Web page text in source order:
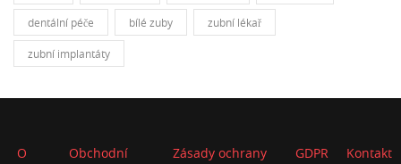
dentální péče bílé zuby zubní lékař
zubní implantáty
O
Obchodní
Zásady ochrany
GDPR Kontakt